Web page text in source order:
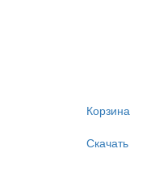
Корзина
Скачать